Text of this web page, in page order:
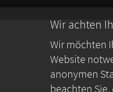
Wir achten
Wir möchten
Website
anonymen
beachten